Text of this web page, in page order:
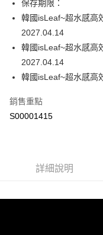
街口支付
ATM付款
運送方式
每筆NT$60，滿NT$499(
萊爾富取貨付款
保存期限：
韓國isLeaf~超水感高
2027.04.14
韓國isLeaf~超水感高
2027.04.14
韓國isLeaf~超水感高
銷售重點
S00001415
詳細說明